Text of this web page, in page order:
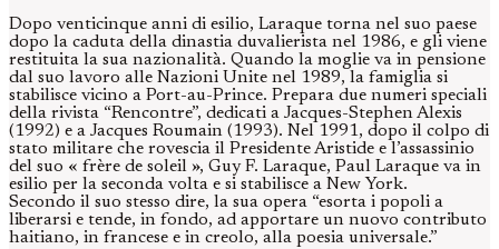
Dopo venticinque anni di esilio, Laraque torna nel suo paese
dopo la caduta della dinastia duvalierista nel 1986, e gli viene
restituita la sua nazionalità. Quando la moglie va in pensione
dal suo lavoro alle Nazioni Unite nel 1989, la famiglia si
stabilisce vicino a Port-au-Prince. Prepara due numeri speciali
della rivista “Rencontre”, dedicati a Jacques-Stephen Alexis
(1992) e a Jacques Roumain (1993). Nel 1991, dopo il colpo di
stato militare che rovescia il Presidente Aristide e l’assassinio
del suo « frère de soleil », Guy F. Laraque, Paul Laraque va in
esilio per la seconda volta e si stabilisce a New York.
Secondo il suo stesso dire, la sua opera “esorta i popoli a
liberarsi e tende, in fondo, ad apportare un nuovo contributo
haitiano, in francese e in creolo, alla poesia universale.”